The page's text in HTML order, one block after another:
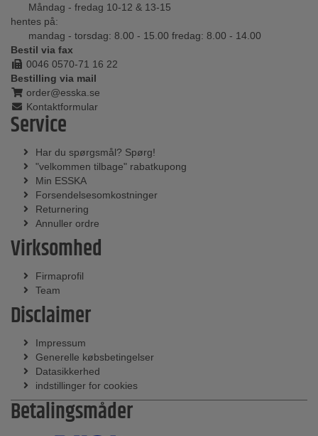
Måndag - fredag 10-12 & 13-15
hentes på:
mandag - torsdag: 8.00 - 15.00 fredag: 8.00 - 14.00
Bestil via fax
0046 0570-71 16 22
Bestilling via mail
order@esska.se
Kontaktformular
Service
Har du spørgsmål? Spørg!
"velkommen tilbage" rabatkupong
Min ESSKA
Forsendelsesomkostninger
Returnering
Annuller ordre
Virksomhed
Firmaprofil
Team
Disclaimer
Impressum
Generelle købsbetingelser
Datasikkerhed
indstillinger for cookies
Betalingsmåder